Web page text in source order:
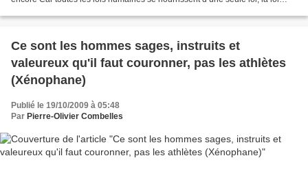
Ce sont les hommes sages, instruits et
valeureux qu'il faut couronner, pas les athlètes
(Xénophane)
Publié le 19/10/2009 à 05:48
Par Pierre-Olivier Combelles